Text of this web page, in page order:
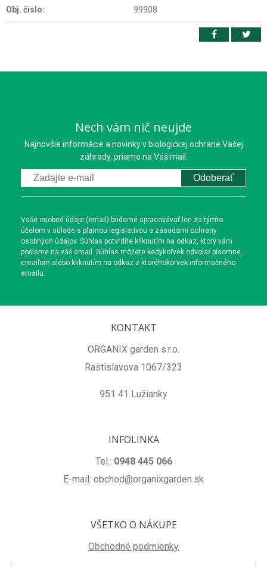
Obj. čislo: 99908
Nech vám nič neujde
Najnovšie informácie a novinky v biologickej ochrane Vašej
záhrady, priamo na Váš mail.
Odoberať
Vaše osobné údaje (email) budeme spracovávať len za týmto
účelom v súlade s platnou legislatívou a zásadami ochrany
osobných údajov. Súhlas potvrdíte kliknutím na odkaz, ktorý vám
pošleme na váš email. Súhlas môžete kedykoľvek odvolať písomne,
emailom alebo kliknutím na odkaz z ktoréhokoľvek informačného
emailu.
KONTAKT
ORGANIX garden s.r.o.
Rastislavova 1067/323
951 41 Lužianky
INFOLINKA
Tel.: 0948 445 066
E-mail: obchod@organixgarden.sk
VŠETKO O NÁKUPE
Obchodné podmienky